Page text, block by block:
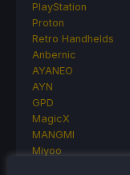
PlayStation
Proton
Retro Handhelds
Anbernic
AYANEO
AYN
GPD
MagicX
MANGMI
Miyoo